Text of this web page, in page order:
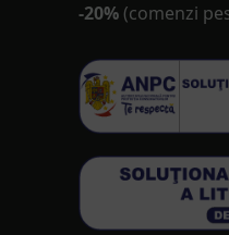
-20% (comenzi